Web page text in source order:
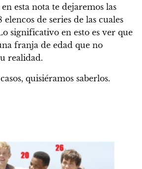
en esta nota te dejaremos las
elencos de series de las cuales
significativo en esto es ver que
franja de edad que no
realidad.
quisiéramos saberlos.